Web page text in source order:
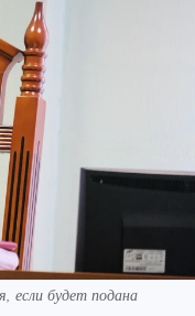
если будет подана